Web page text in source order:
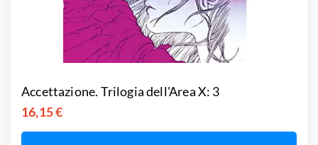
Accettazione. Trilogia dell'Area X: 3
16,15 €